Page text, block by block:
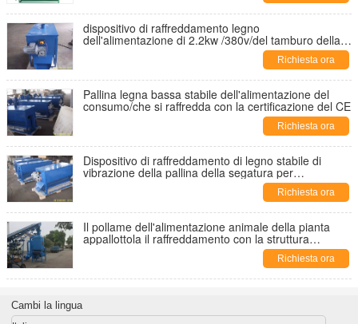
dispositivo di raffreddamento legno
dell'alimentazione di 2.2kw /380v/del tamburo della
Richiesta ora
Pallina legna bassa stabile dell'alimentazione del
consumo/che si raffredda con la certificazione del CE
Richiesta ora
Dispositivo di raffreddamento di legno stabile di
vibrazione della pallina della segatura per
alimentazione animale, capacità elevataRichiesta ora
Il pollame dell'alimentazione animale della pianta
appallottola il raffreddamento con la struttura
Richiesta ora
Cambi la lingua